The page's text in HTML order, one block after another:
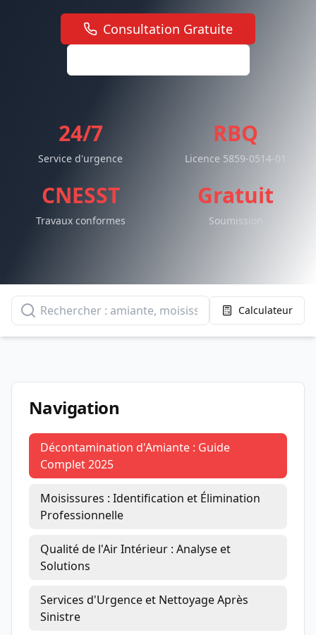
Consultation Gratuite
24/7
Service d'urgence
RBQ
Licence 5859-0514-01
CNESST
Travaux conformes
Gratuit
Soumission
Calculateur
Navigation
Décontamination d'Amiante : Guide
Complet 2025
Moisissures : Identification et Élimination
Professionnelle
Qualité de l'Air Intérieur : Analyse et
Solutions
Services d'Urgence et Nettoyage Après
Sinistre